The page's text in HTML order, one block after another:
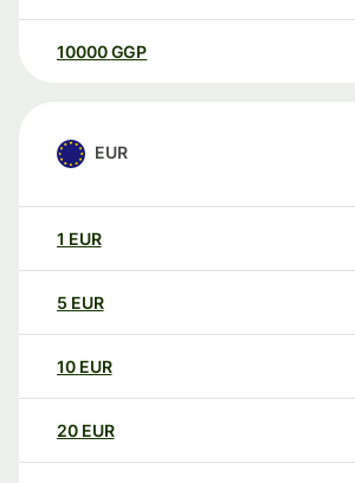
10000 GGP
EUR
1 EUR
5 EUR
10 EUR
20 EUR